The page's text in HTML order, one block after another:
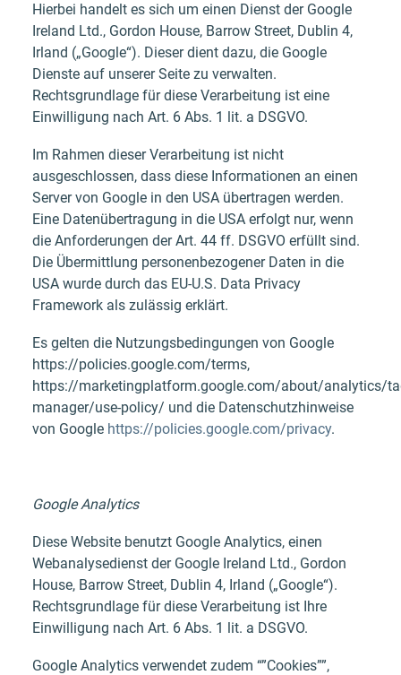
Hierbei handelt es sich um einen Dienst der Google
Ireland Ltd., Gordon House, Barrow Street, Dublin 4,
Irland („Google“). Dieser dient dazu, die Google
Dienste auf unserer Seite zu verwalten.
Rechtsgrundlage für diese Verarbeitung ist eine
Einwilligung nach Art. 6 Abs. 1 lit. a DSGVO.
Im Rahmen dieser Verarbeitung ist nicht
ausgeschlossen, dass diese Informationen an einen
Server von Google in den USA übertragen werden.
Eine Datenübertragung in die USA erfolgt nur, wenn
die Anforderungen der Art. 44 ff. DSGVO erfüllt sind.
Die Übermittlung personenbezogener Daten in die
USA wurde durch das EU-U.S. Data Privacy
Framework als zulässig erklärt.
Es gelten die Nutzungsbedingungen von Google
https://policies.google.com/terms,
https://marketingplatform.google.com/about/analytics/
manager/use-policy/ und die Datenschutzhinweise
von Google https://policies.google.com/privacy.
Google Analytics
Diese Website benutzt Google Analytics, einen
Webanalysedienst der Google Ireland Ltd., Gordon
House, Barrow Street, Dublin 4, Irland („Google“).
Rechtsgrundlage für diese Verarbeitung ist Ihre
Einwilligung nach Art. 6 Abs. 1 lit. a DSGVO.
Google Analytics verwendet zudem “”Cookies””,